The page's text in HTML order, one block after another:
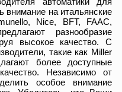
внимание на итальянские
Nice, BFT, FAAC,
разнообразие
высокое качество. С
такие как Miller
более доступные
Независимо от
особое внимание